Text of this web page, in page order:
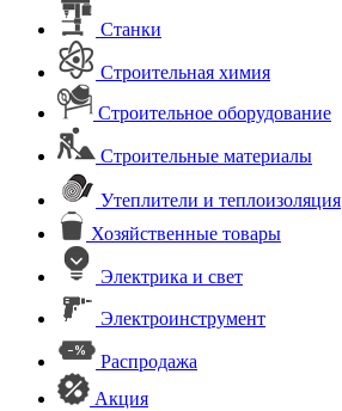
Станки
Строительная химия
Строительное оборудование
Строительные материалы
Утеплители и теплоизоляция
Хозяйственные товары
Электрика и свет
Электроинструмент
Распродажа
Акция